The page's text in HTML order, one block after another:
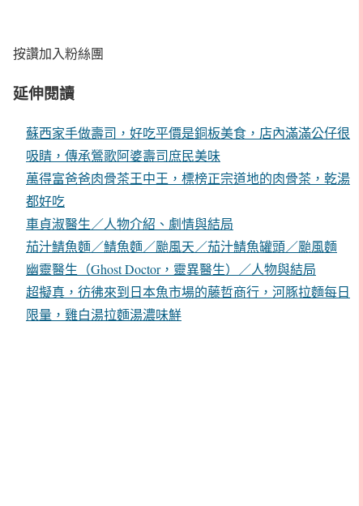
按讚加入粉絲團
延伸閱讀
蘇西家手做壽司，好吃平價是銅板美食，店內滿滿公仔很
吸睛，傳承鶯歌阿婆壽司庶民美味
萬得富爸爸肉骨茶王中王，標榜正宗道地的肉骨茶，乾湯
都好吃
車貞淑醫生／人物介紹、劇情與結局
茄汁鯖魚麵／鯖魚麵／颱風天／茄汁鯖魚罐頭／颱風麵
幽靈醫生（Ghost Doctor，靈異醫生）／人物與結局
超擬真，彷彿來到日本魚市場的藤哲商行，河豚拉麵每日
限量，雞白湯拉麵湯濃味鮮